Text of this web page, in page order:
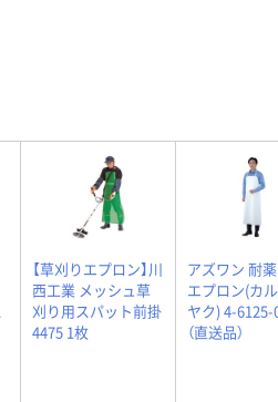
【草刈りエプロン】川
西工業 メッシュ草
刈り用スパット前掛
4475 1枚
アズワン 耐
エプロン(カ
ヤク) 4-6125-
（直送品）